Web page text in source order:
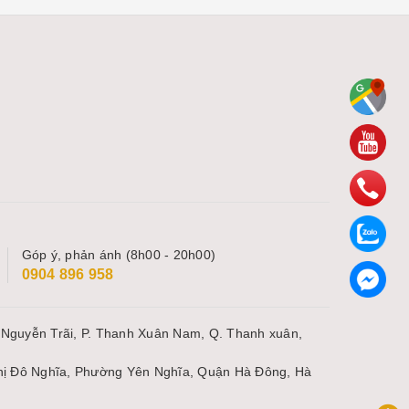
Góp ý, phản ánh (8h00 - 20h00)
0904 896 958
Trãi, P. Thanh Xuân Nam, Q. Thanh xuân,
Đô Nghĩa, Phường Yên Nghĩa, Quận Hà Đông, Hà